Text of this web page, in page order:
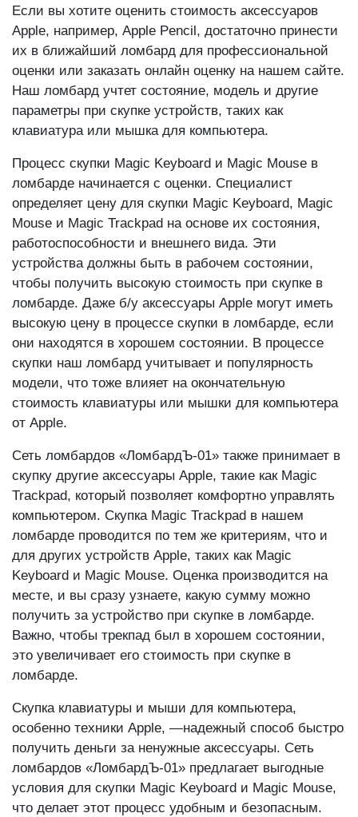
Если вы хотите оценить стоимость аксессуаров
Apple, например, Apple Pencil, достаточно принести
их в ближайший ломбард для профессиональной
оценки или заказать онлайн оценку на нашем сайте.
Наш ломбард учтет состояние, модель и другие
параметры при скупке устройств, таких как
клавиатура или мышка для компьютера.
Процесс скупки Magic Keyboard и Magic Mouse в
ломбарде начинается с оценки. Специалист
определяет цену для скупки Magic Keyboard, Magic
Mouse и Magic Trackpad на основе их состояния,
работоспособности и внешнего вида. Эти
устройства должны быть в рабочем состоянии,
чтобы получить высокую стоимость при скупке в
ломбарде. Даже б/у аксессуары Apple могут иметь
высокую цену в процессе скупки в ломбарде, если
они находятся в хорошем состоянии. В процессе
скупки наш ломбард учитывает и популярность
модели, что тоже влияет на окончательную
стоимость клавиатуры или мышки для компьютера
от Apple.
Сеть ломбардов «ЛомбардЪ-01» также принимает в
скупку другие аксессуары Apple, такие как Magic
Trackpad, который позволяет комфортно управлять
компьютером. Скупка Magic Trackpad в нашем
ломбарде проводится по тем же критериям, что и
для других устройств Apple, таких как Magic
Keyboard и Magic Mouse. Оценка производится на
месте, и вы сразу узнаете, какую сумму можно
получить за устройство при скупке в ломбарде.
Важно, чтобы трекпад был в хорошем состоянии,
это увеличивает его стоимость при скупке в
ломбарде.
Скупка клавиатуры и мыши для компьютера,
особенно техники Apple, —надежный способ быстро
получить деньги за ненужные аксессуары. Сеть
ломбардов «ЛомбардЪ-01» предлагает выгодные
условия для скупки Magic Keyboard и Magic Mouse,
что делает этот процесс удобным и безопасным.